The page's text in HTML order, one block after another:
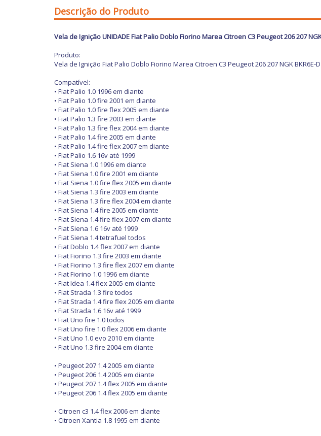
Descrição do Produto
Vela de Ignição UNIDADE Fiat Palio Doblo Fiorino Marea Citroen C3 Peugeot 206 207
Produto:
Vela de Ignição Fiat Palio Doblo Fiorino Marea Citroen C3 Peugeot 206 207 NGK BKR6E-D
Compatível:
• Fiat Palio 1.0 1996 em diante
• Fiat Palio 1.0 fire 2001 em diante
• Fiat Palio 1.0 fire flex 2005 em diante
• Fiat Palio 1.3 fire 2003 em diante
• Fiat Palio 1.3 fire flex 2004 em diante
• Fiat Palio 1.4 fire 2005 em diante
• Fiat Palio 1.4 fire flex 2007 em diante
• Fiat Palio 1.6 16v até 1999
• Fiat Siena 1.0 1996 em diante
• Fiat Siena 1.0 fire 2001 em diante
• Fiat Siena 1.0 fire flex 2005 em diante
• Fiat Siena 1.3 fire 2003 em diante
• Fiat Siena 1.3 fire flex 2004 em diante
• Fiat Siena 1.4 fire 2005 em diante
• Fiat Siena 1.4 fire flex 2007 em diante
• Fiat Siena 1.6 16v até 1999
• Fiat Siena 1.4 tetrafuel todos
• Fiat Doblo 1.4 flex 2007 em diante
• Fiat Fiorino 1.3 fire 2003 em diante
• Fiat Fiorino 1.3 fire flex 2007 em diante
• Fiat Fiorino 1.0 1996 em diante
• Fiat Idea 1.4 flex 2005 em diante
• Fiat Strada 1.3 fire todos
• Fiat Strada 1.4 fire flex 2005 em diante
• Fiat Strada 1.6 16v até 1999
• Fiat Uno fire 1.0 todos
• Fiat Uno fire 1.0 flex 2006 em diante
• Fiat Uno 1.0 evo 2010 em diante
• Fiat Uno 1.3 fire 2004 em diante
• Peugeot 207 1.4 2005 em diante
• Peugeot 206 1.4 2005 em diante
• Peugeot 207 1.4 flex 2005 em diante
• Peugeot 206 1.4 flex 2005 em diante
• Citroen c3 1.4 flex 2006 em diante
• Citroen Xantia 1.8 1995 em diante